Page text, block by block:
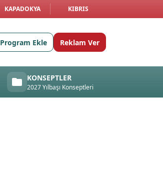
KAPADOKYA KIBRIS
Program Ekle Reklam Ver
KONSEPTLER
2027 Yılbaşı Konseptleri